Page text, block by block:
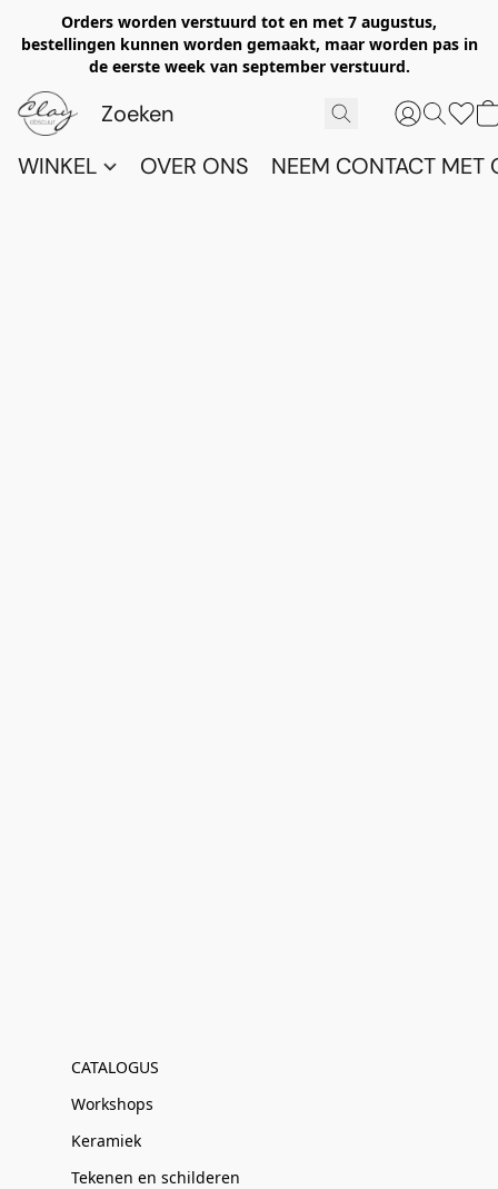
Orders worden verstuurd tot en met 7 augustus,
bestellingen kunnen worden gemaakt, maar worden pas in
de eerste week van september verstuurd.
WINKEL OVER ONS NEEM CONTACT MET
CATALOGUS
Workshops
Keramiek
Tekenen en schilderen